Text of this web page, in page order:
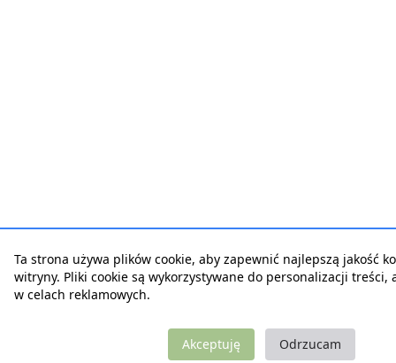
Ta strona używa plików cookie, aby zapewnić najlepszą jakość
witryny. Pliki cookie są wykorzystywane do personalizacji treści,
w celach reklamowych.
Akceptuję Odrzucam